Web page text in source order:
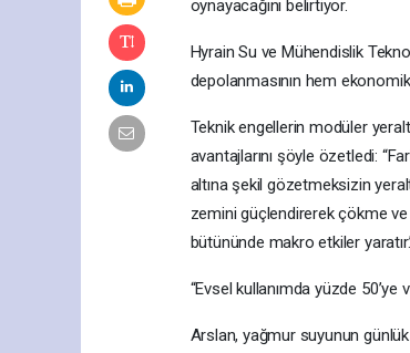
oynayacağını belirtiyor.
Hyrain Su ve Mühendislik
depolanmasının hem
Teknik engellerin modüler
avantajlarını şöyle özetledi:
altına şekil gözetmeksizin
zemini güçlendirerek çökme ve
bütününde makro etkiler
“Evsel kullanımda yüzde 50’ye
Arslan, yağmur suyunun